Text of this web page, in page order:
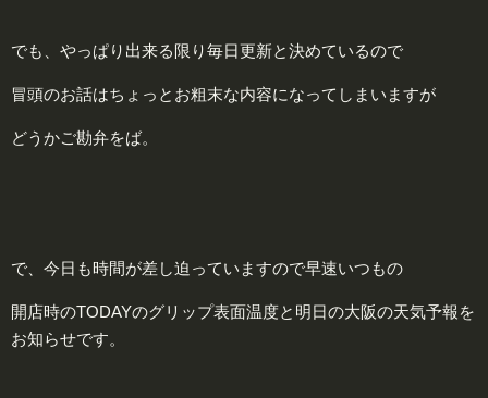
でも、やっぱり出来る限り毎日更新と決めているので
冒頭のお話はちょっとお粗末な内容になってしまいますが
どうかご勘弁をば。
で、今日も時間が差し迫っていますので早速いつもの
開店時のTODAYのグリップ表面温度と明日の大阪の天気予報を
お知らせです。